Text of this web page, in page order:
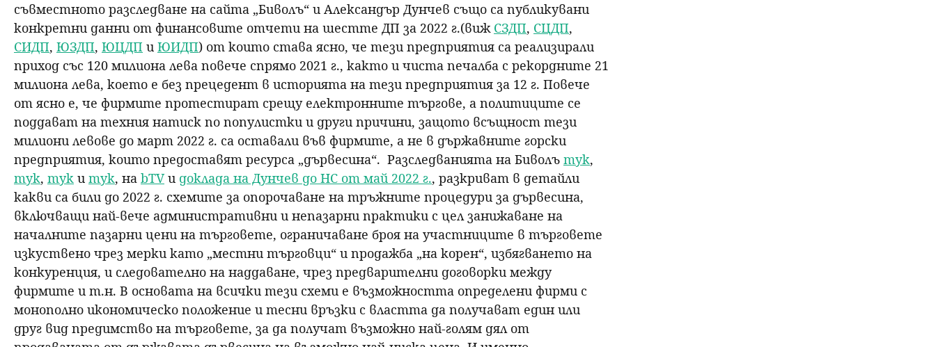
съвместното разследване на сайта „Биволъ“ и Александър Дунчев също са публикувани
конкретни данни от финансовите отчети на шестте ДП за 2022 г.(виж СЗДП, СЦДП,
СИДП, ЮЗДП, ЮЦДП и ЮИДП) от които става ясно, че тези предприятия са реализирали
приход със 120 милиона лева повече спрямо 2021 г., както и чиста печалба с рекордните 21
милиона лева, което е без прецедент в историята на тези предприятия за 12 г. Повече
от ясно е, че фирмите протестират срещу електронните търгове, а политиците се
поддават на техния натиск по популистки и други причини, защото всъщност тези
милиони левове до март 2022 г. са оставали във фирмите, а не в държавните горски
предприятия, които предоставят ресурса „дървесина“. Разследванията на Биволъ тук,
тук, тук и тук, на bTVи доклада на Дунчев до НС от май 2022 г., разкриват в детайли
какви са били до 2022 г. схемите за опорочаване на тръжните процедури за дървесина,
включващи най-вече административни и непазарни практики с цел занижаване на
началните пазарни цени на търговете, ограничаване броя на участниците в търговете
изкуствено чрез мерки като „местни търговци“ и продажба „на корен“, избягването на
конкуренция, и следователно на наддаване, чрез предварителни договорки между
фирмите и т.н. В основата на всички тези схеми е възможността определени фирми с
монополно икономическо положение и тесни връзки с властта да получават един или
друг вид предимство на търговете, за да получат възможно най-голям дял от